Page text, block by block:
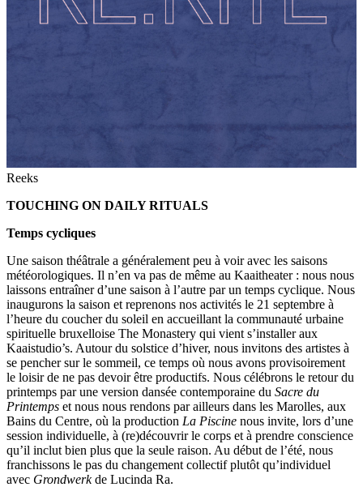
Reeks
TOUCHING ON DAILY RITUALS
Temps cycliques
Une saison théâtrale a généralement peu à voir avec les saisons
météorologiques. Il n’en va pas de même au Kaaitheater : nous nous
laissons entraîner d’une saison à l’autre par un temps cyclique. Nous
inaugurons la saison et reprenons nos activités le 21 septembre à
l’heure du coucher du soleil en accueillant la communauté urbaine
spirituelle bruxelloise The Monastery qui vient s’installer aux
Kaaistudio’s. Autour du solstice d’hiver, nous invitons des artistes à
se pencher sur le sommeil, ce temps où nous avons provisoirement
le loisir de ne pas devoir être productifs. Nous célébrons le retour du
printemps par une version dansée contemporaine du Sacre du
Printemps et nous nous rendons par ailleurs dans les Marolles, aux
Bains du Centre, où la production La Piscine nous invite, lors d’une
session individuelle, à (re)découvrir le corps et à prendre conscience
qu’il inclut bien plus que la seule raison. Au début de l’été, nous
franchissons le pas du changement collectif plutôt qu’individuel
avec Grondwerkde Lucinda Ra.